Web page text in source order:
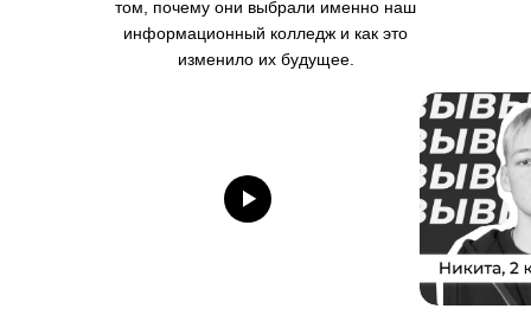
том, почему они выбрали именно наш
информационный колледж и как это
изменило их будущее.